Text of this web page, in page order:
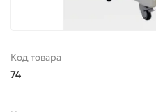
Код товара
74